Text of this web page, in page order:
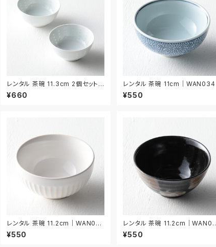
レンタル 茶碗 11.3cm 2個セット
｜WAN033
¥660
レンタル 茶碗 11cm｜WAN034
¥550
レンタル 茶碗 11.2cm｜WAN03
6
¥550
レンタル 茶碗 11.2cm｜WAN03
7
¥550